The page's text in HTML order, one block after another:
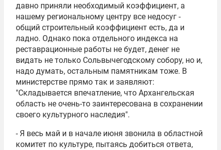
давно приняли необходимый коэффициент, а
нашему региональному центру все недосуг -
общий строительный коэффициент есть, да и
ладно. Однако пока отдельного индекса на
реставрационные работы не будет, денег не
видать не только Сольвычегодскому собору, но и,
надо думать, остальным памятникам тоже. В
министерстве прямо так и заявляют:
"Складывается впечатление, что Архангельская
область не очень-то заинтересована в сохранении
своего культурного наследия".
- Я весь май и в начале июня звонила в областной
комитет по культуре, пытаясь добиться ответа,